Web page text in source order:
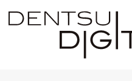
検
索